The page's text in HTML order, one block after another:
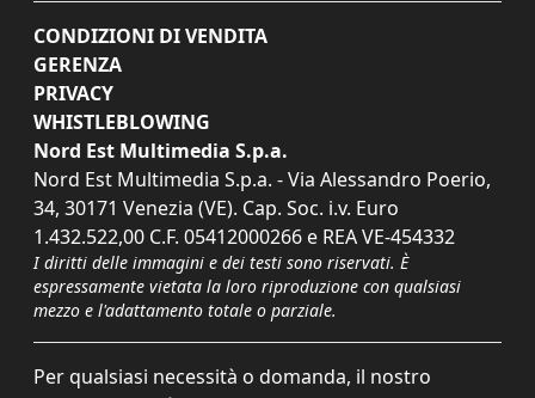
CONDIZIONI DI VENDITA
GERENZA
PRIVACY
WHISTLEBLOWING
Nord Est Multimedia S.p.a.
Nord Est Multimedia S.p.a. - Via Alessandro Poerio,
34, 30171 Venezia (VE). Cap. Soc. i.v. Euro
1.432.522,00 C.F. 05412000266 e REA VE-454332
I diritti delle immagini e dei testi sono riservati. È
espressamente vietata la loro riproduzione con qualsiasi
mezzo e l'adattamento totale o parziale.
Per qualsiasi necessità o domanda, il nostro